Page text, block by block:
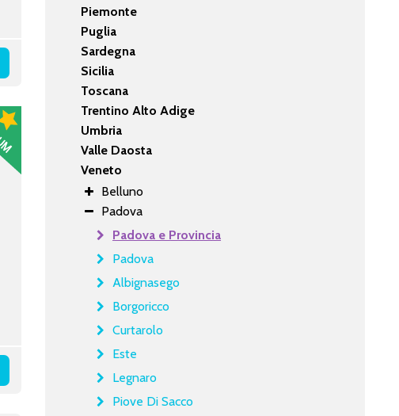
Piemonte
Puglia
Sardegna
Sicilia
Toscana
Trentino Alto Adige
Umbria
Valle Daosta
Veneto
Belluno
Padova
Padova e Provincia
Padova
Albignasego
Borgoricco
Curtarolo
Este
Legnaro
Piove Di Sacco